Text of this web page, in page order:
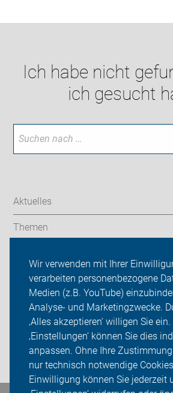
Wir verwenden mit Ihrer
verarbeiten personenbezogene
Medien (z.B. YouTube)
Analyse- und Marketingzwecke.
‚Alles akzeptieren‘ willigen Sie
‚Einstellungen‘ können Sie dies
anpassen. Ohne Ihre
nur technisch notwendige
Einwilligung können Sie jederzeit
Ich habe nicht
ich gesucht
Aktuelles
Themen
ADFC Rhein-Kreis Neuss
Sei dabei
Presse
Login